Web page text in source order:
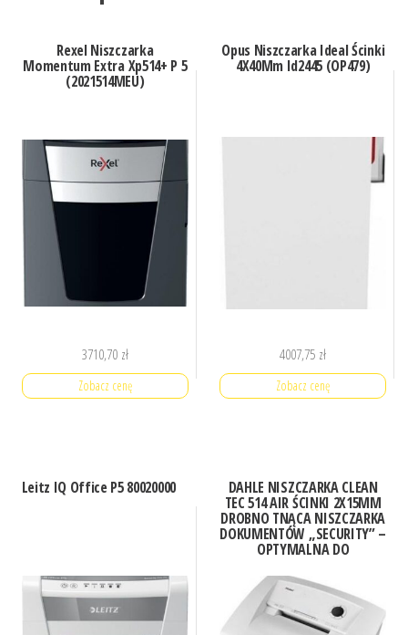
Rexel Niszczarka
Momentum Extra Xp514+ P 5
(2021514MEU)
3710,70 zł
Zobacz cenę
Opus Niszczarka Ideal Ścinki
4X40Mm Id2445 (OP479)
4007,75 zł
Zobacz cenę
Leitz IQ Office P5 80020000 DAHLE NISZCZARKA CLEAN
TEC 514 AIR ŚCINKI 2X15MM
DROBNO TNĄCA NISZCZARKA
DOKUMENTÓW „SECURITY” –
OPTYMALNA DO
DANYCH